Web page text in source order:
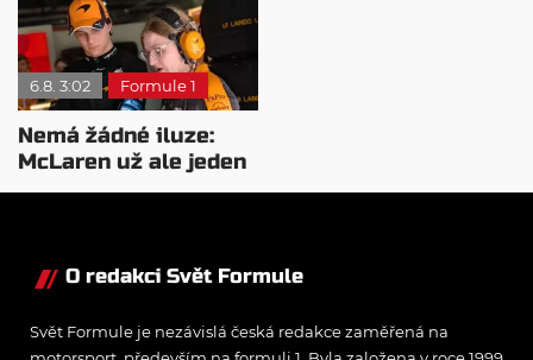
vychvaluje lídra
6.8. 3:02 Formule 1
Nemá žádné iluze:
McLaren už ale jeden
návrat ze dna dokázal
O redakci Svět Formule
Svět Formule je nezávislá česká redakce zaměřená na